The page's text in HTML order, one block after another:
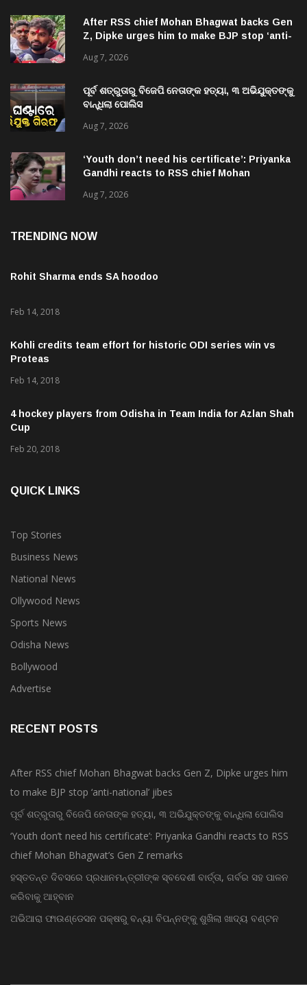
After RSS chief Mohan Bhagwat backs Gen
Z, Dipke urges him to make BJP stop ‘anti-
Aug 7, 2026
ପୂର୍ବ ଶତ୍ରୁତାରୁ ବିଜେପି ନେତାଙ୍କ ହତ୍ୟା, ୩ ଅଭିଯୁକ୍ତଙ୍କୁ
ବାନ୍ଧିଲା ପୋଲିସ
Aug 7, 2026
‘Youth don’t need his certificate’: Priyanka
Gandhi reacts to RSS chief Mohan
Aug 7, 2026
TRENDING NOW
Rohit Sharma ends SA hoodoo
Feb 14, 2018
Kohli credits team effort for historic ODI series win vs
Proteas
Feb 14, 2018
4 hockey players from Odisha in Team India for Azlan Shah
Cup
Feb 20, 2018
QUICK LINKS
Top Stories
Business News
National News
Ollywood News
Sports News
Odisha News
Bollywood
Advertise
RECENT POSTS
After RSS chief Mohan Bhagwat backs Gen Z, Dipke urges him
to make BJP stop ‘anti-national’ jibes
ପୂର୍ବ ଶତ୍ରୁତାରୁ ବିଜେପି ନେତାଙ୍କ ହତ୍ୟା, ୩ ଅଭିଯୁକ୍ତଙ୍କୁ ବାନ୍ଧିଲା ପୋଲିସ
‘Youth don’t need his certificate’: Priyanka Gandhi reacts to RSS
chief Mohan Bhagwat’s Gen Z remarks
ହସ୍ତତନ୍ତ ଦିବସରେ ପ୍ରଧାନମନ୍ତ୍ରୀଙ୍କ ସ୍ବଦେଶୀ ବାର୍ତ୍ତା, ଗର୍ବର ସହ ପାଳନ
କରିବାକୁ ଆହ୍ବାନ
ଅଭିଆରା ଫାଉଣ୍ଡେସନ ପକ୍ଷରୁ ବନ୍ୟା ବିପନ୍ନଙ୍କୁ ଶୁଖିଲା ଖାଦ୍ୟ ବଣ୍ଟନ